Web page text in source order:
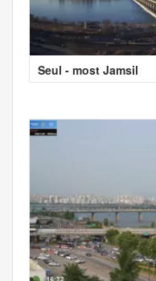
Seul - most Jamsil